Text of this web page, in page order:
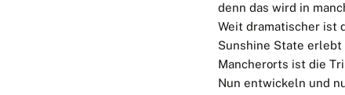
denn das wird in
Weit dramatischer ist
Sunshine State
Mancherorts ist die
Nun entwickeln und